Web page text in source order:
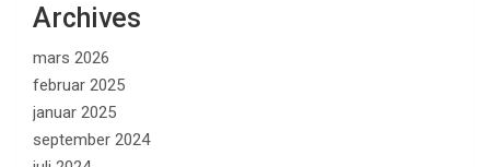
Archives
mars 2026
februar 2025
januar 2025
september 2024